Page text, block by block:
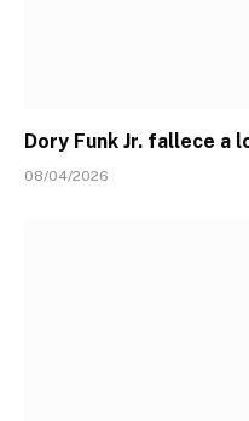
Dory Funk Jr. fallece a
08/04/2026